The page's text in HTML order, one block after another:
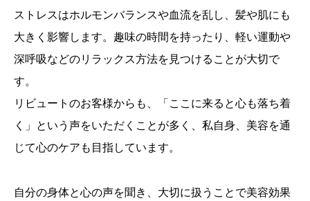
ストレスはホルモンバランスや血流を乱し、髪や肌にも
大きく影響します。趣味の時間を持ったり、軽い運動や
深呼吸などのリラックス方法を見つけることが大切で
す。
リビュートのお客様からも、「ここに来ると心も落ち着
く」という声をいただくことが多く、私自身、美容を通
じて心のケアも目指しています。
自分の身体と心の声を聞き、大切に扱うことで美容効果